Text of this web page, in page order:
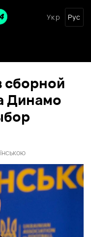
Укр Рус
сборной
Динамо